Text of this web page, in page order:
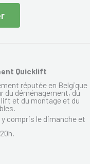
Quicklift
réputée en Belgique
du déménagement, du
et du montage et du
compris le dimanche et